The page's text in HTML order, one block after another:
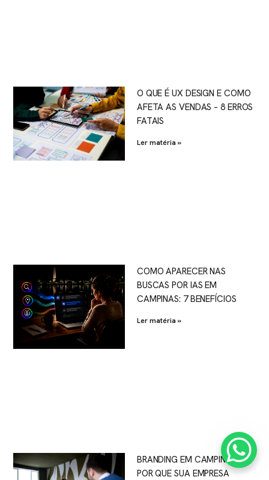
O QUE É UX DESIGN E COMO
AFETA AS VENDAS – 8 ERROS
FATAIS
Ler matéria »
COMO APARECER NAS
BUSCAS POR IAS EM
CAMPINAS: 7 BENEFÍCIOS
Ler matéria »
BRANDING EM CAMPINAS:
POR QUE SUA EMPRESA